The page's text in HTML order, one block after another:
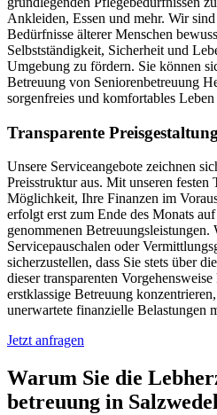
Ankleiden, Essen und mehr. Wir
Bedürfnisse älterer Menschen
Selbstständigkeit, Sicherheit und
Umgebung zu fördern. Sie können
Betreuung von Seniorenbetreuung
sorgenfreies und komfortables
Transparente
Unsere Serviceangebote zeichnen
Preisstruktur aus. Mit unseren festen
Möglichkeit, Ihre Finanzen im
erfolgt erst zum Ende des Monats
genommenen
Servicepauschalen oder
sicherzustellen, dass Sie stets über
dieser transparenten
erstklassige Betreuung
unerwartete finanzielle Belastungen
Jetzt anfragen
Warum Sie die
betreuung in